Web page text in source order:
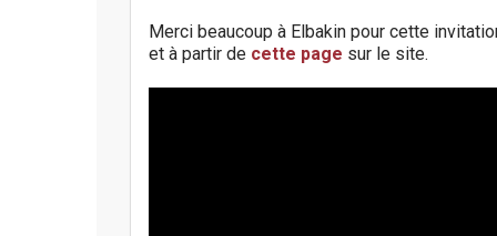
Merci beaucoup à Elbakin pour cette
et à partir de cette page sur le site.